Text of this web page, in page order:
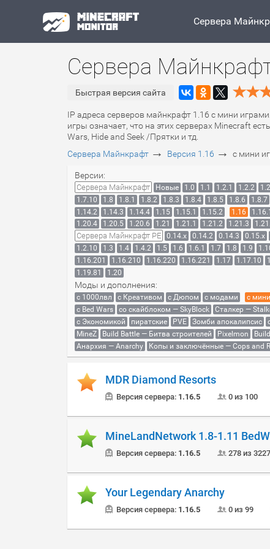
Сервера
Сервера
Быстрая версия сайта
IP адреса серверов майнкрафт 1.16 с мини
игры означает, что на этих серверах Minecraft
Wars, Hide and Seek /Прятки и тд.
Сервера Майнкрафт → Версия 1.16 → с мини
Версии:
Сервера Майнкрафт Новые 1.0 1.1 1.2.1 1.2.2
1.7.10
1.8 1.8.1 1.8.2 1.8.3 1.8.4 1.8.5 1.8.6 1.8.7
1.14.2
1.14.3 1.14.4 1.15 1.15.1 1.15.2 1.16
1.20.4
1.20.5 1.20.6 1.21 1.21.1 1.21.2 1.21.3
Сервера Майнкрафт PE 0.14.x 0.14.2 0.14.3 0.15.x
1.2.10
1.3 1.4 1.4.2 1.5 1.6 1.6.1 1.7 1.8 1.9
1.16.201
1.16.210 1.16.220 1.16.221 1.17 1.17.10
1.19.81
1.20
Моды и дополнения:
с 1000лвл c Креативом с Дюпом с модами с
с Bed Wars
со скайблоком — SkyBlock Сталкер —
с Экономикой
пиратские PVE Зомби апокалипсис
MineZ
Build Battle — Битва строителей Pixelmon
Анархия — Anarchy
Копы и заключённые — Cops and
MDR Diamond Resorts
Версия сервера: 1.16.5 0 из 100
MineLandNetwork 1.8-1.11
Версия сервера: 1.16.5 278 из 3227
Your Legendary Anarchy
Версия сервера: 1.16.5 0 из 99